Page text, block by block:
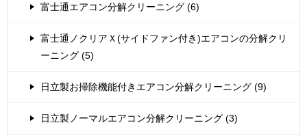
富士通エアコン分解クリーニング (6)
富士通ノクリアＸ(サイドファン付き)エアコンの分解クリ
ーニング (5)
日立製お掃除機能付きエアコン分解クリーニング (9)
日立製ノーマルエアコン分解クリーニング (3)